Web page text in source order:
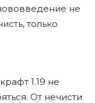
не
только
1.19 не
От нечисти